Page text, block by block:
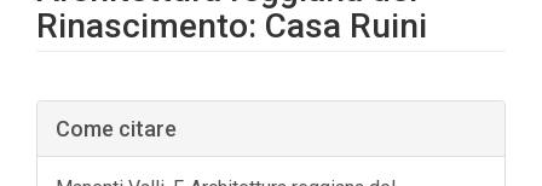
Rinascimento: Casa Ruini
Barra
laterale
dell'articolo
Come citare